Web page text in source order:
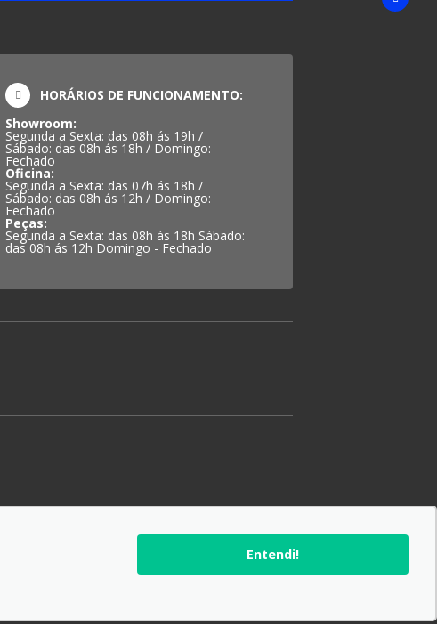
HORÁRIOS DE FUNCIONAMENTO:
Showroom:
Segunda a Sexta: das 08h ás 19h /
Sábado: das 08h ás 18h / Domingo:
Fechado
Oficina:
Segunda a Sexta: das 07h ás 18h /
Sábado: das 08h ás 12h / Domingo:
Fechado
Peças:
Segunda a Sexta: das 08h ás 18h Sábado:
das 08h ás 12h Domingo - Fechado
Entendi!